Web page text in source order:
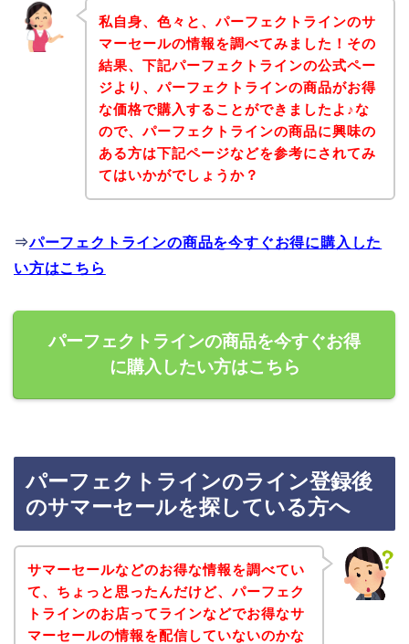
私自身、色々と、パーフェクトラインのサ
マーセールの情報を調べてみました！その
結果、下記パーフェクトラインの公式ペー
ジより、パーフェクトラインの商品がお得
な価格で購入することができましたよ♪な
ので、パーフェクトラインの商品に興味の
ある方は下記ページなどを参考にされてみ
てはいかがでしょうか？
⇒パーフェクトラインの商品を今すぐお得に購入した
い方はこちら
パーフェクトラインの商品を今すぐお得
に購入したい方はこちら
パーフェクトラインのライン登録後
のサマーセールを探している方へ
サマーセールなどのお得な情報を調べてい
て、ちょっと思ったんだけど、パーフェク
トラインのお店ってラインなどでお得なサ
マーセールの情報を配信していないのかな